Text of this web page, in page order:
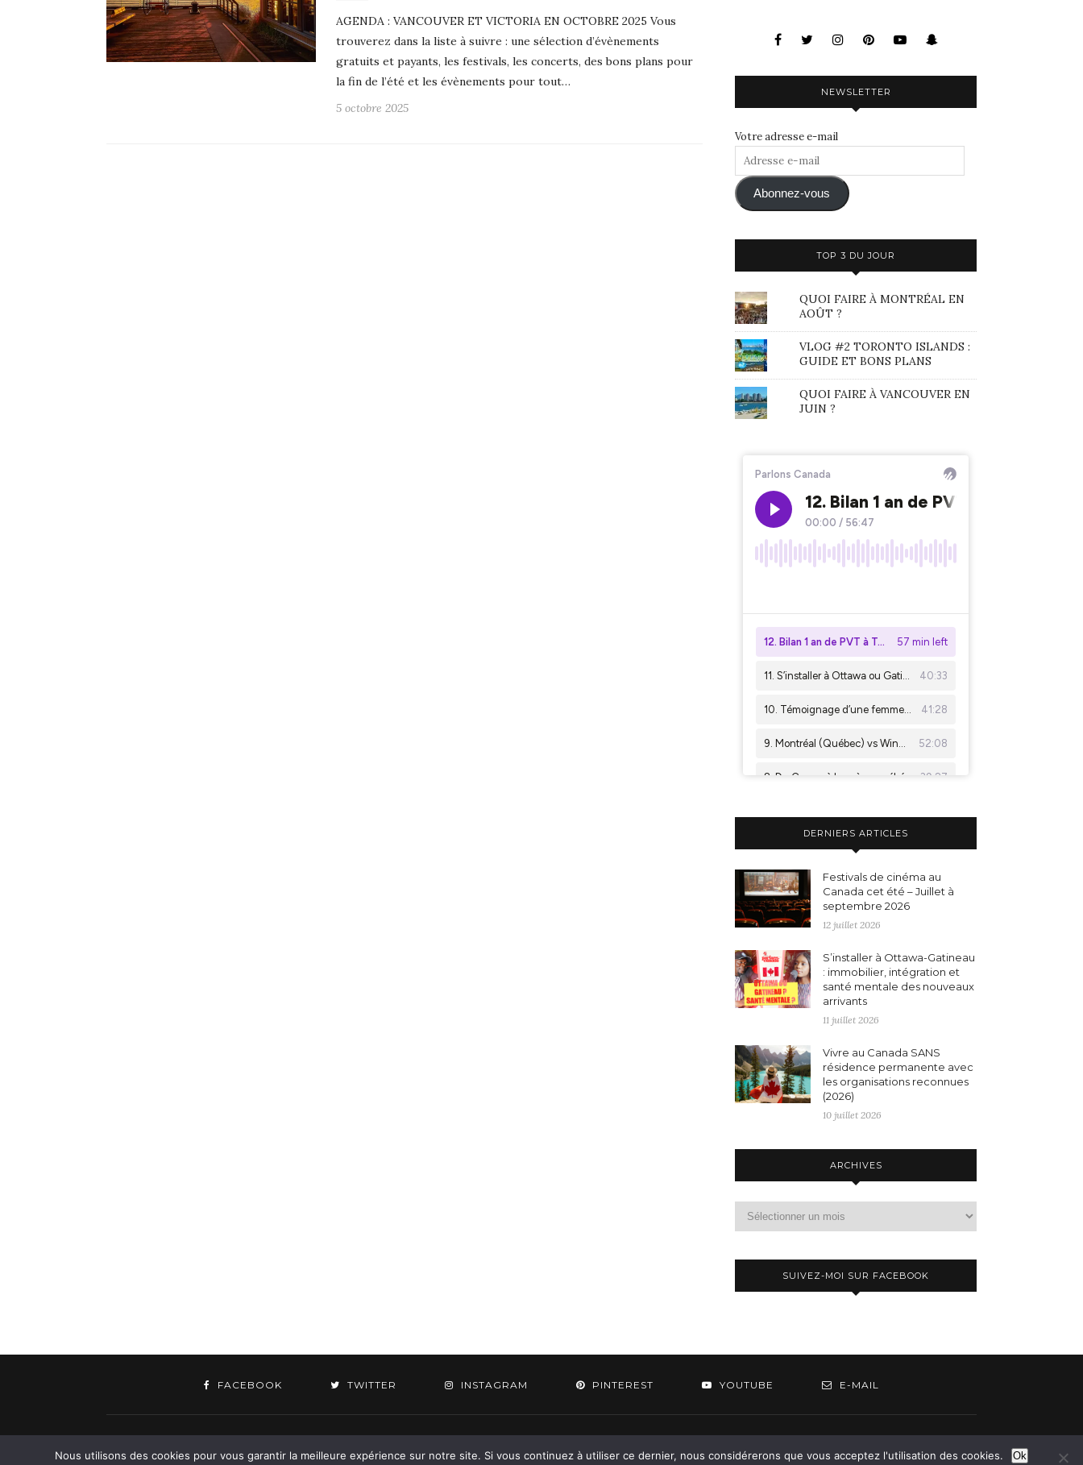
AGENDA : VANCOUVER ET VICTORIA EN OCTOBRE 2025 Vous
trouverez dans la liste à suivre : une sélection d’évènements
gratuits et payants, les festivals, les concerts, des bons plans pour
la fin de l’été et les évènements pour tout…
5 octobre 2025
NEWSLETTER
Votre adresse e-mail
Adresse
mail Abonnez-vous
TOP 3 DU JOUR
QUOI FAIRE À MONTRÉAL EN
AOÛT ?
VLOG #2 TORONTO ISLANDS :
GUIDE ET BONS PLANS
QUOI FAIRE À VANCOUVER EN
JUIN ?
DERNIERS ARTICLES
Festivals de cinéma au
Canada cet été – Juillet à
septembre 2026
12 juillet 2026
S’installer à Ottawa-Gatineau
: immobilier, intégration et
santé mentale des nouveaux
arrivants
11 juillet 2026
Vivre au Canada SANS
résidence permanente avec
les organisations reconnues
(2026)
10 juillet 2026
ARCHIVES
SUIVEZ-MOI SUR FACEBOOK
FACEBOOK TWITTER INSTAGRAM PINTEREST YOUTUBE E-MAIL
Nous utilisons des cookies pour vous garantir la meilleure expérience sur notre site. Si vous continuez à utiliser ce dernier, nous considérerons que vous acceptez l'utilisation des cookies. Ok